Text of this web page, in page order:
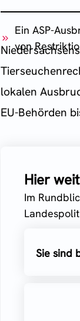
Ein ASP-
von
lokalen
EU-Behörden
Hier
Im
Sie sind